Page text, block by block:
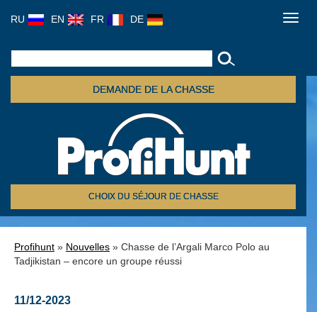
RU EN FR DE
DEMANDE DE LA CHASSE
CHOIX DU SÉJOUR DE CHASSE
Profihunt » Nouvelles » Chasse de l’Argali Marco Polo au
Tadjikistan – encore un groupe réussi
11/12-2023